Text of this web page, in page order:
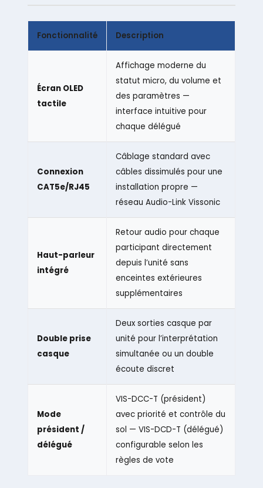
Fonctionnalité Description
Écran OLED
tactile
Affichage moderne du
statut micro, du volume et
des paramètres —
interface intuitive pour
chaque délégué
Connexion
CAT5e/RJ45
Câblage standard avec
câbles dissimulés pour une
installation propre —
réseau Audio-Link Vissonic
Haut-parleur
intégré
Retour audio pour chaque
participant directement
depuis l’unité sans
enceintes extérieures
supplémentaires
Double prise
casque
Deux sorties casque par
unité pour l’interprétation
simultanée ou un double
écoute discret
Mode
président /
délégué
VIS-DCC-T (président)
avec priorité et contrôle du
sol — VIS-DCD-T (délégué)
configurable selon les
règles de vote